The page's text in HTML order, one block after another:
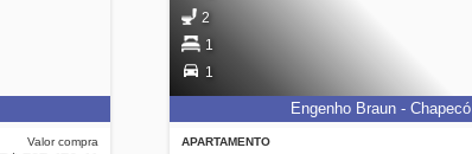
Valor compra APARTAMENTO
2
1
1
Engenho Braun - Chapecó